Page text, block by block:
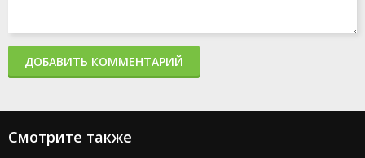
ДОБАВИТЬ КОММЕНТАРИЙ
Смотрите также